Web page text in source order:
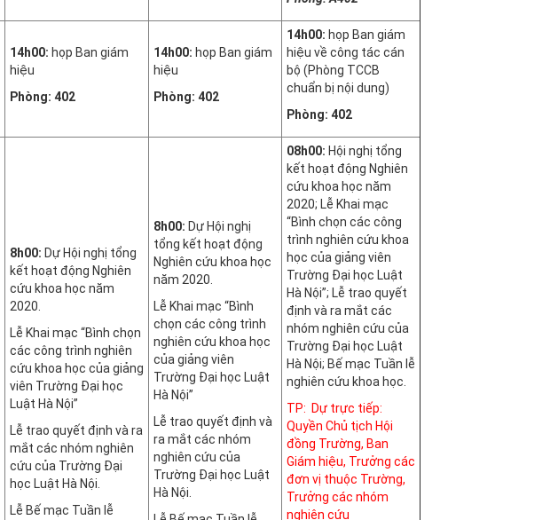
14h00: họp Ban giám
hiệu
Phòng: 402
14h00: họp Ban giám
hiệu
Phòng: 402
14h00: họp Ban giám
hiệu về công tác cán
bộ (Phòng TCCB
chuẩn bị nội dung)
Phòng: 402
8h00: Dự Hội nghị tổng
kết hoạt động Nghiên
cứu khoa học năm
2020.
Lễ Khai mạc “Bình chọn
các công trình nghiên
cứu khoa học của giảng
viên Trường Đại học
Luật Hà Nội”
Lễ trao quyết định và ra
mắt các nhóm nghiên
cứu của Trường Đại
học Luật Hà Nội.
Lễ Bế mạc Tuần lễ
8h00: Dự Hội nghị
tổng kết hoạt động
Nghiên cứu khoa học
năm 2020.
Lễ Khai mạc “Bình
chọn các công trình
nghiên cứu khoa học
của giảng viên
Trường Đại học Luật
Hà Nội”
Lễ trao quyết định và
ra mắt các nhóm
nghiên cứu của
Trường Đại học Luật
Hà Nội.
08h00: Hội nghị tổng
kết hoạt động Nghiên
cứu khoa học năm
2020; Lễ Khai mạc
“Bình chọn các công
trình nghiên cứu khoa
học của giảng viên
Trường Đại học Luật
Hà Nội”; Lễ trao quyết
định và ra mắt các
nhóm nghiên cứu của
Trường Đại học Luật
Hà Nội; Bế mạc Tuần lễ
nghiên cứu khoa học.
TP: Dự trực tiếp:
Quyền Chủ tịch Hội
đồng Trường, Ban
Giám hiệu, Trưởng các
đơn vị thuộc Trường,
Trưởng các nhóm
nghiên cứu